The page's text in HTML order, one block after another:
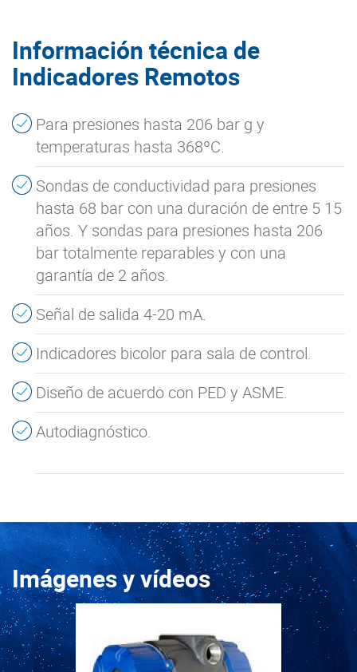
Información técnica de
Indicadores Remotos
Para presiones hasta 206 bar g y
temperaturas hasta 368ºC.
Sondas de conductividad para presiones
hasta 68 bar con una duración de entre 5 15
años. Y sondas para presiones hasta 206
bar totalmente reparables y con una
garantía de 2 años.
Señal de salida 4-20 mA.
Indicadores bicolor para sala de control.
Diseño de acuerdo con PED y ASME.
Autodiagnóstico.
Imágenes y vídeos